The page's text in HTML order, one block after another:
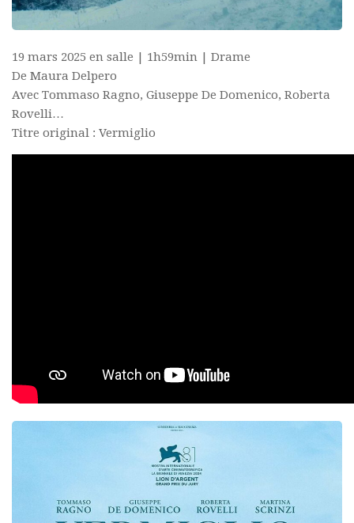
19 mars 2025 en salle | 1h59min | Drame
De Maura Delpero
Avec Tommaso Ragno, Giuseppe De Domenico, Roberta
Rovelli…
Titre original : Vermiglio